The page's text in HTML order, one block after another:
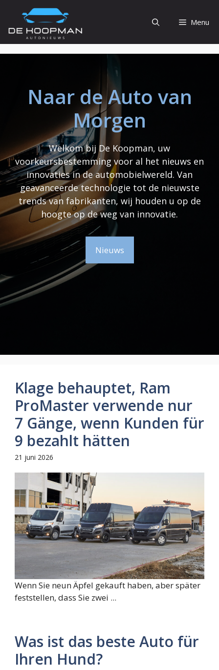
de
inhoud
Menu
Naar de Auto van
Morgen
Welkom bij De Koopman, uw
voorkeursbestemming voor al het nieuws en
innovaties in de automobielwereld. Van
geavanceerde technologie tot de nieuwste
trends van fabrikanten, wij houden u op de
hoogte op de weg van innovatie.
Nieuws
Klage behauptet, Ram
ProMaster verwende nur
7 Gänge, wenn Kunden für
9 bezahlt hätten
21 juni 2026
Wenn Sie neun Äpfel gekauft haben, aber später
feststellen, dass Sie zwei ...
Was ist das beste Auto für
Ihren Hund?